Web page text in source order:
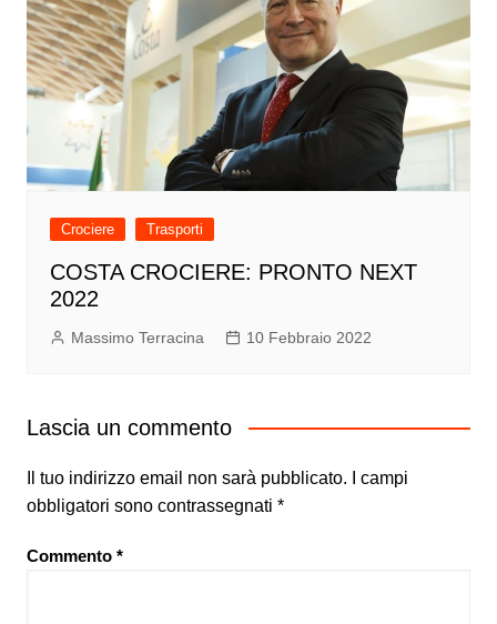
Crociere Trasporti
COSTA CROCIERE: PRONTO NEXT
2022
Massimo Terracina 10 Febbraio 2022
Lascia un commento
Il tuo indirizzo email non sarà pubblicato.
I campi
obbligatori sono contrassegnati *
Commento *